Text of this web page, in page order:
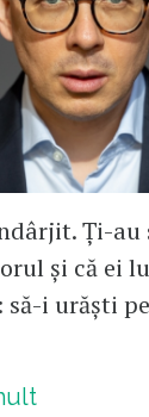
Ți-au
și că ei
să-i urăști